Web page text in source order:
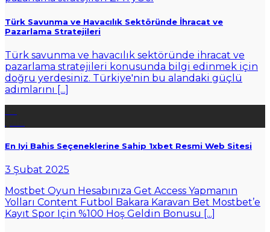
Türk Savunma ve Havacılık Sektöründe İhracat ve
Pazarlama Stratejileri
Türk savunma ve havacılık sektöründe ihracat ve
pazarlama stratejileri konusunda bilgi edinmek için
doğru yerdesiniz. Türkiye'nin bu alandaki güçlü
adımlarını [...]
En Iyi Bahis Seçeneklerine Sahip 1xbet Resmi Web Sitesi
3 Şubat 2025
Mostbet Oyun Hesabınıza Get Access Yapmanın
Yolları Content Futbol Bakara Karavan Bet Mostbet’e
Kayıt Spor Için %100 Hoş Geldin Bonusu [...]